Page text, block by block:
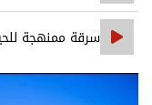
سرقة ممنهجة